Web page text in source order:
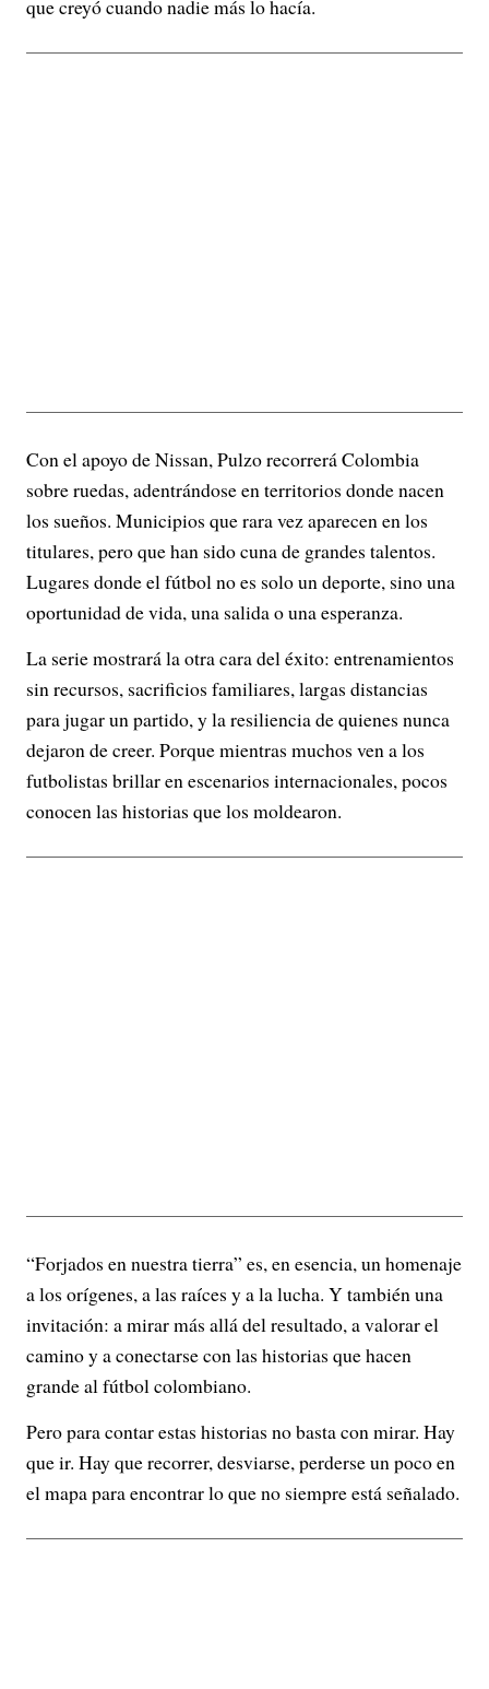
que creyó cuando nadie más lo hacía.
Con el apoyo de Nissan, Pulzo recorrerá Colombia
sobre ruedas, adentrándose en territorios donde nacen
los sueños. Municipios que rara vez aparecen en los
titulares, pero que han sido cuna de grandes talentos.
Lugares donde el fútbol no es solo un deporte, sino una
oportunidad de vida, una salida o una esperanza.
La serie mostrará la otra cara del éxito: entrenamientos
sin recursos, sacrificios familiares, largas distancias
para jugar un partido, y la resiliencia de quienes nunca
dejaron de creer. Porque mientras muchos ven a los
futbolistas brillar en escenarios internacionales, pocos
conocen las historias que los moldearon.
“Forjados en nuestra tierra” es, en esencia, un homenaje
a los orígenes, a las raíces y a la lucha. Y también una
invitación: a mirar más allá del resultado, a valorar el
camino y a conectarse con las historias que hacen
grande al fútbol colombiano.
Pero para contar estas historias no basta con mirar. Hay
que ir. Hay que recorrer, desviarse, perderse un poco en
el mapa para encontrar lo que no siempre está señalado.